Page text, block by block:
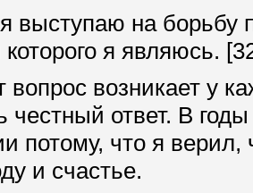
выступаю на борьбу
я являюсь.
возникает у
честный ответ. В
потому, что я
и счастье.